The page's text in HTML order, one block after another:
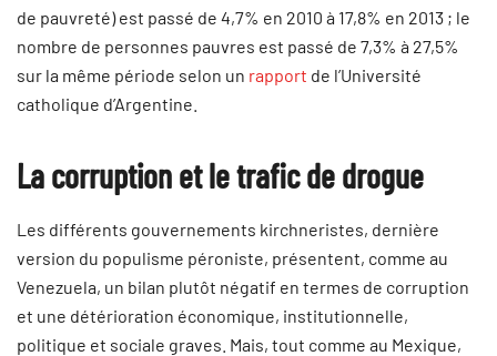
de pauvreté) est passé de 4,7% en 2010 à 17,8% en 2013 ; le
nombre de personnes pauvres est passé de 7,3% à 27,5%
sur la même période selon un rapport de l’Université
catholique d’Argentine.
La corruption et le trafic de drogue
Les différents gouvernements kirchneristes, dernière
version du populisme péroniste, présentent, comme au
Venezuela, un bilan plutôt négatif en termes de corruption
et une détérioration économique, institutionnelle,
politique et sociale graves. Mais, tout comme au Mexique,